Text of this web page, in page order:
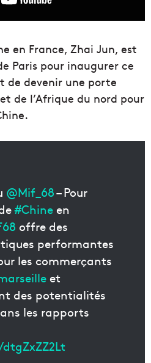
en France, Zhai Jun, est
Paris pour inaugurer ce
de devenir une porte
de l’Afrique du nord pour
@Mif_68– Pour
#Chineen
offre des
performantes
les commerçants
et
des potentialités
les rapports